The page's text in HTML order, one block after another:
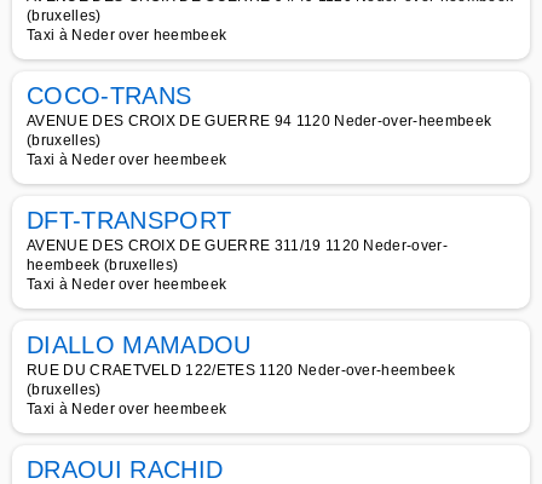
(bruxelles)
Taxi à Neder over heembeek
COCO-TRANS
AVENUE DES CROIX DE GUERRE 94 1120 Neder-over-heembeek
(bruxelles)
Taxi à Neder over heembeek
DFT-TRANSPORT
AVENUE DES CROIX DE GUERRE 311/19 1120 Neder-over-
heembeek (bruxelles)
Taxi à Neder over heembeek
DIALLO MAMADOU
RUE DU CRAETVELD 122/ETES 1120 Neder-over-heembeek
(bruxelles)
Taxi à Neder over heembeek
DRAOUI RACHID